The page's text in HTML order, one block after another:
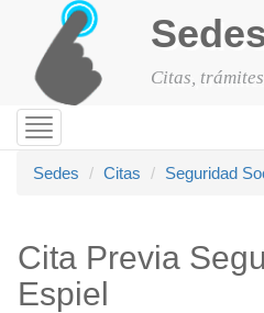
Citas,
Toggle
navigation
Sedes
Citas Seguridad
Cita Previa
Espiel